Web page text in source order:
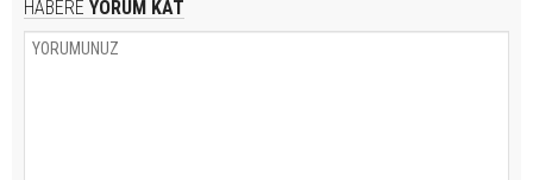
HABERE YORUM KAT